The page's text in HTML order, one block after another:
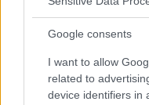
Google consents
I want to allow
related to
device identifiers in
Défauts de la valve